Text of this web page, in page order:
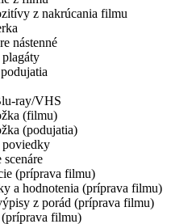
z nakrúcania filmu
nástenné
ray/VHS
(filmu)
(podujatia)
(príprava filmu)
a hodnotenia (príprava filmu)
z porád (príprava filmu)
filmu)